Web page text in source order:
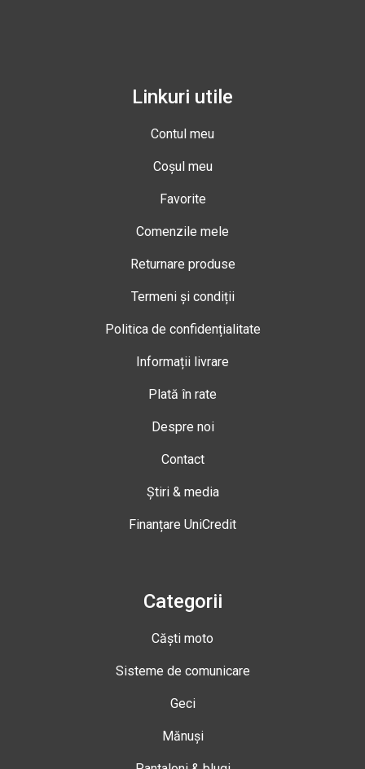
Linkuri utile
Contul meu
Coșul meu
Favorite
Comenzile mele
Returnare produse
Termeni și condiții
Politica de confidențialitate
Informații livrare
Plată în rate
Despre noi
Contact
Știri & media
Finanțare UniCredit
Categorii
Căști moto
Sisteme de comunicare
Geci
Mănuși